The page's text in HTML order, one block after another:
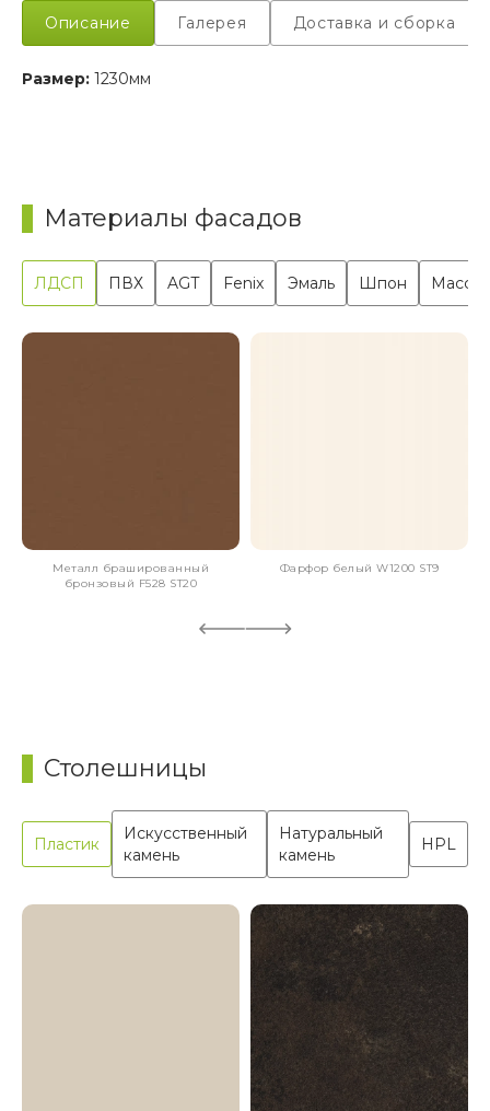
Описание Галерея Доставка и сборка
Размер: 1230мм
Материалы фасадов
ЛДСП ПВХ AGT Fenix Эмаль Шпон Массив
Металл брашированный
бронзовый F528 ST20
Фарфор белый W1200 ST9
Столешницы
Пластик
Искусственный
камень
Натуральный
камень
HPL